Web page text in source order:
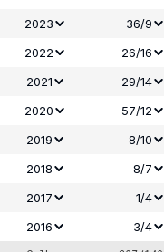
2023
36/9
2022
26/16
2021
29/14
2020
57/12
2019
8/10
2018
8/7
2017
1/4
2016 3/4